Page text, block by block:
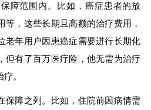
障范围内。比如，癌症患者的放
等，这些长期且高额的治疗费用，
老年用户因患癌症需要进行长期化
但有了百万医疗险，他无需为治疗
。
保障之列。比如，住院前因病情需